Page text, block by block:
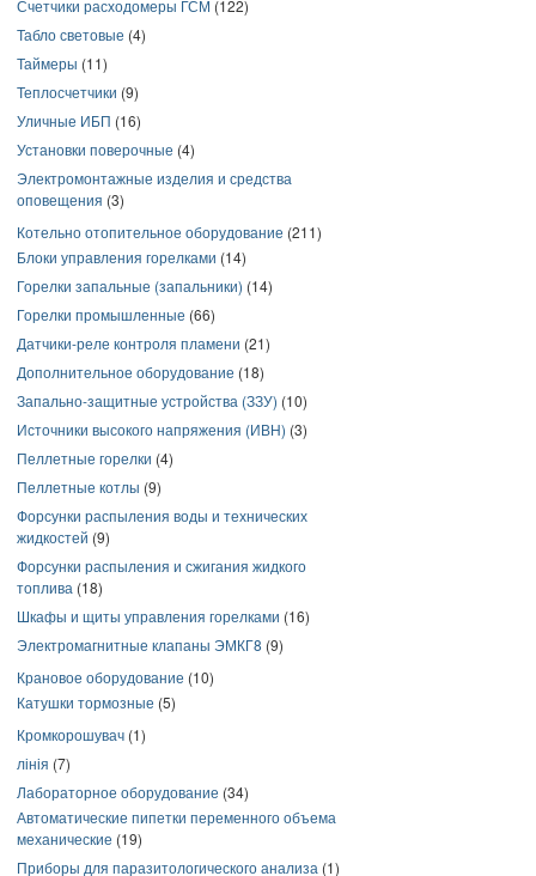
Счетчики расходомеры ГСМ (122)
Табло световые (4)
Таймеры (11)
Теплосчетчики (9)
Уличные ИБП (16)
Установки поверочные (4)
Электромонтажные изделия и средства
оповещения (3)
Котельно отопительное оборудование (211)
Блоки управления горелками (14)
Горелки запальные (запальники) (14)
Горелки промышленные (66)
Датчики-реле контроля пламени (21)
Дополнительное оборудование (18)
Запально-защитные устройства (ЗЗУ) (10)
Источники высокого напряжения (ИВН) (3)
Пеллетные горелки (4)
Пеллетные котлы (9)
Форсунки распыления воды и технических
жидкостей (9)
Форсунки распыления и сжигания жидкого
топлива (18)
Шкафы и щиты управления горелками (16)
Электромагнитные клапаны ЭМКГ8 (9)
Крановое оборудование (10)
Катушки тормозные (5)
Кромкорошувач (1)
лінія (7)
Лабораторное оборудование (34)
Автоматические пипетки переменного объема
механические (19)
Приборы для паразитологического анализа (1)